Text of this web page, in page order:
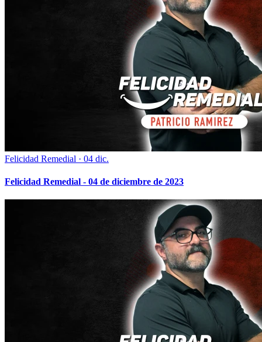
Felicidad Remedial · 04 dic.
Felicidad Remedial - 04 de diciembre de 2023